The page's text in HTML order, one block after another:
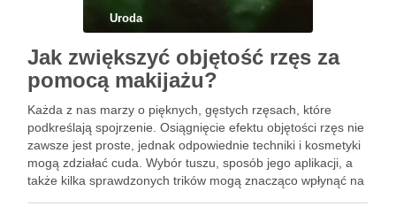
Uroda
Jak zwiększyć objętość rzęs za
pomocą makijażu?
Każda z nas marzy o pięknych, gęstych rzęsach, które
podkreślają spojrzenie. Osiągnięcie efektu objętości rzęs nie
zawsze jest proste, jednak odpowiednie techniki i kosmetyki
mogą zdziałać cuda. Wybór tuszu, sposób jego aplikacji, a
także kilka sprawdzonych trików mogą znacząco wpłynąć na